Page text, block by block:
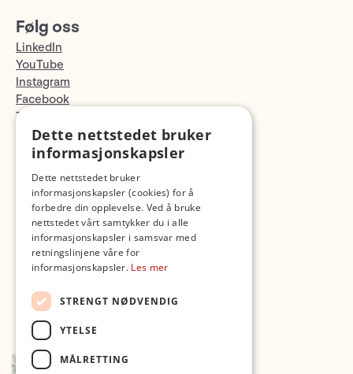
Følg oss
LinkedIn
YouTube
Instagram
Facebook
TikTok
Fotopodden
Dette nettstedet bruker
informasjonskapsler
Dette nettstedet bruker
informasjonskapsler (cookies) for å
forbedre din opplevelse. Ved å bruke
nettstedet vårt samtykker du i alle
informasjonskapsler i samsvar med
retningslinjene våre for
informasjonskapsler. Les mer
STRENGT NØDVENDIG
YTELSE
MÅLRETTING